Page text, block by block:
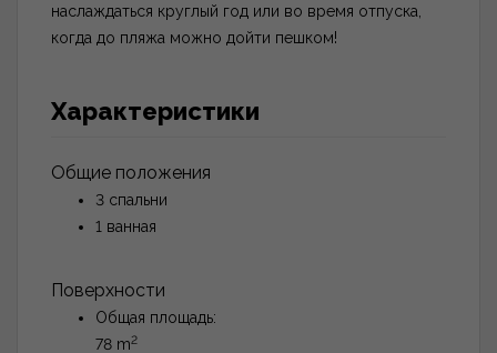
наслаждаться круглый год или во время отпуска,
когда до пляжа можно дойти пешком!
Характеристики
Общие положения
3 спальни
1 ванная
Поверхности
Общая площадь:
78 m2